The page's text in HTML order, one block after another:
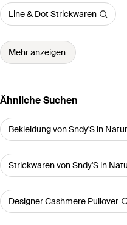
Line & Dot Strickwaren
Mehr anzeigen
Ähnliche Suchen
Bekleidung von Sndy'S in Natur
Strickwaren von Sndy'S in
Designer Cashmere Pullover